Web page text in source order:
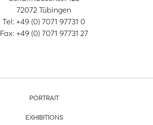
72072 Tübingen
Tel: +49 (0) 7071 97731 0
Fax: +49 (0) 7071 97731 27
PORTRAIT
EXHIBITIONS